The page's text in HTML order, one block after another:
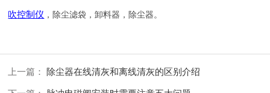
吹控制仪 ，除尘滤袋，卸料器，除尘器。
上一篇： 除尘器在线清灰和离线清灰的区别介绍